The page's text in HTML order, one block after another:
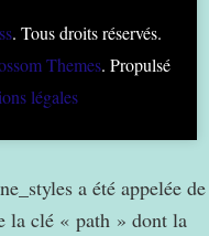
. Tous droits réservés.
Themes. Propulsé
légales
a été appelée de
la clé « path » dont la